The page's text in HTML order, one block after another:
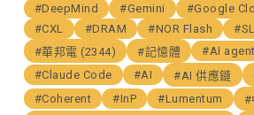
#DeepMind
#Gemini #Google
#CXL
#DRAM #NOR Flash
#華邦電 (2344)
#記憶體 #AI agent
#Claude Code
#AI #AI 供應鏈
#Coherent
#InP #Lumentum #